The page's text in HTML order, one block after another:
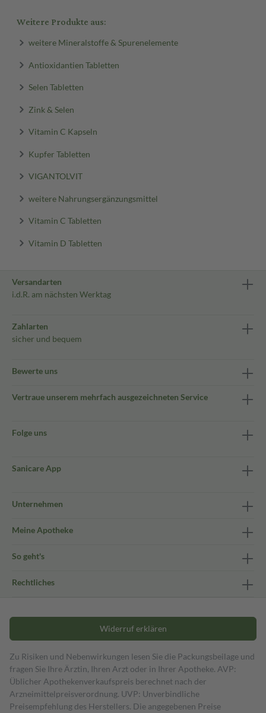
Weitere Produkte aus:
weitere Mineralstoffe & Spurenelemente
Antioxidantien Tabletten
Selen Tabletten
Zink & Selen
Vitamin C Kapseln
Kupfer Tabletten
VIGANTOLVIT
weitere Nahrungsergänzungsmittel
Vitamin C Tabletten
Vitamin D Tabletten
Versandarten
i.d.R. am nächsten Werktag
Zahlarten
sicher und bequem
Bewerte uns
Vertraue unserem mehrfach ausgezeichneten Service
Folge uns
Sanicare App
Unternehmen
Meine Apotheke
So geht's
Rechtliches
Widerruf erklären
Zu Risiken und Nebenwirkungen lesen Sie die Packungsbeilage und
fragen Sie Ihre Ärztin, Ihren Arzt oder in Ihrer Apotheke. AVP:
Üblicher Apothekenverkaufspreis berechnet nach der
Arzneimittelpreisverordnung. UVP: Unverbindliche
Preisempfehlung des Herstellers. Die angegebenen Preise